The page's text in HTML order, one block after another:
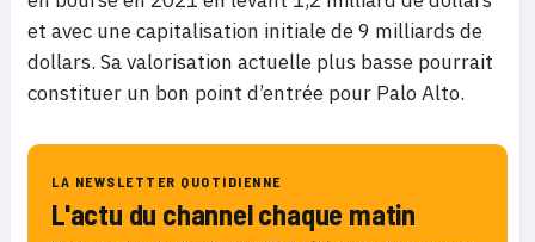
et avec une capitalisation initiale de 9 milliards de
dollars. Sa valorisation actuelle plus basse pourrait
constituer un bon point d’entrée pour Palo Alto.
LA NEWSLETTER QUOTIDIENNE
L'actu du channel chaque matin